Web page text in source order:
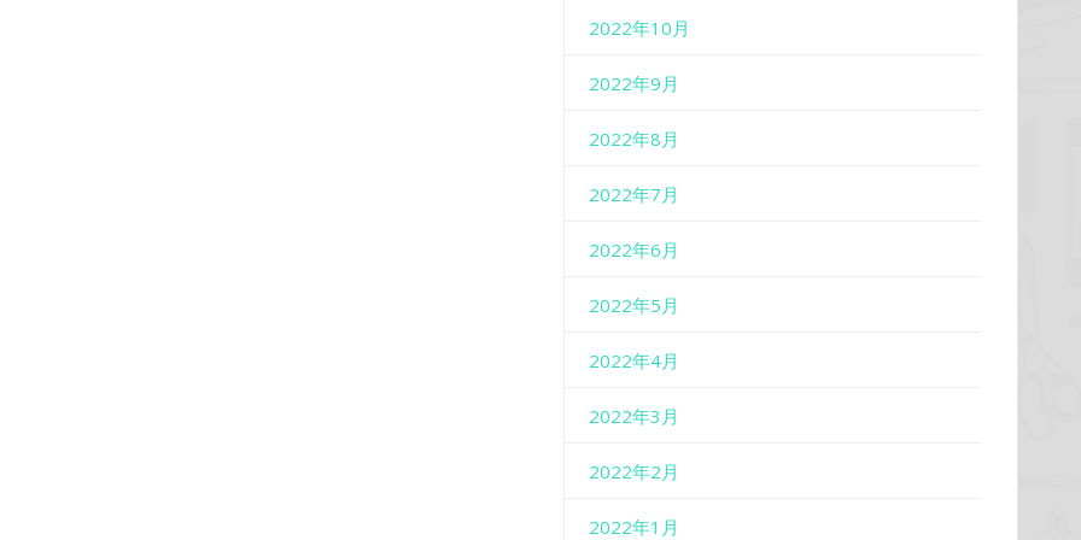
2022年10月
2022年9月
2022年8月
2022年7月
2022年6月
2022年5月
2022年4月
2022年3月
2022年2月
2022年1月